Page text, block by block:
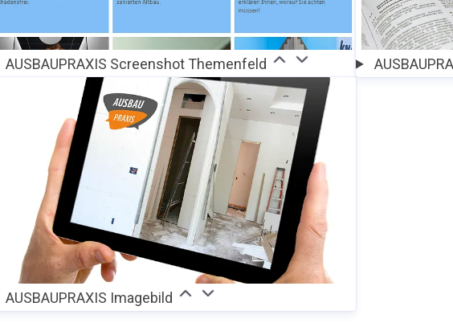
AUSBAUPRAXIS Screenshot Themenfeld
AUSBAUPRAXIS Imagebild